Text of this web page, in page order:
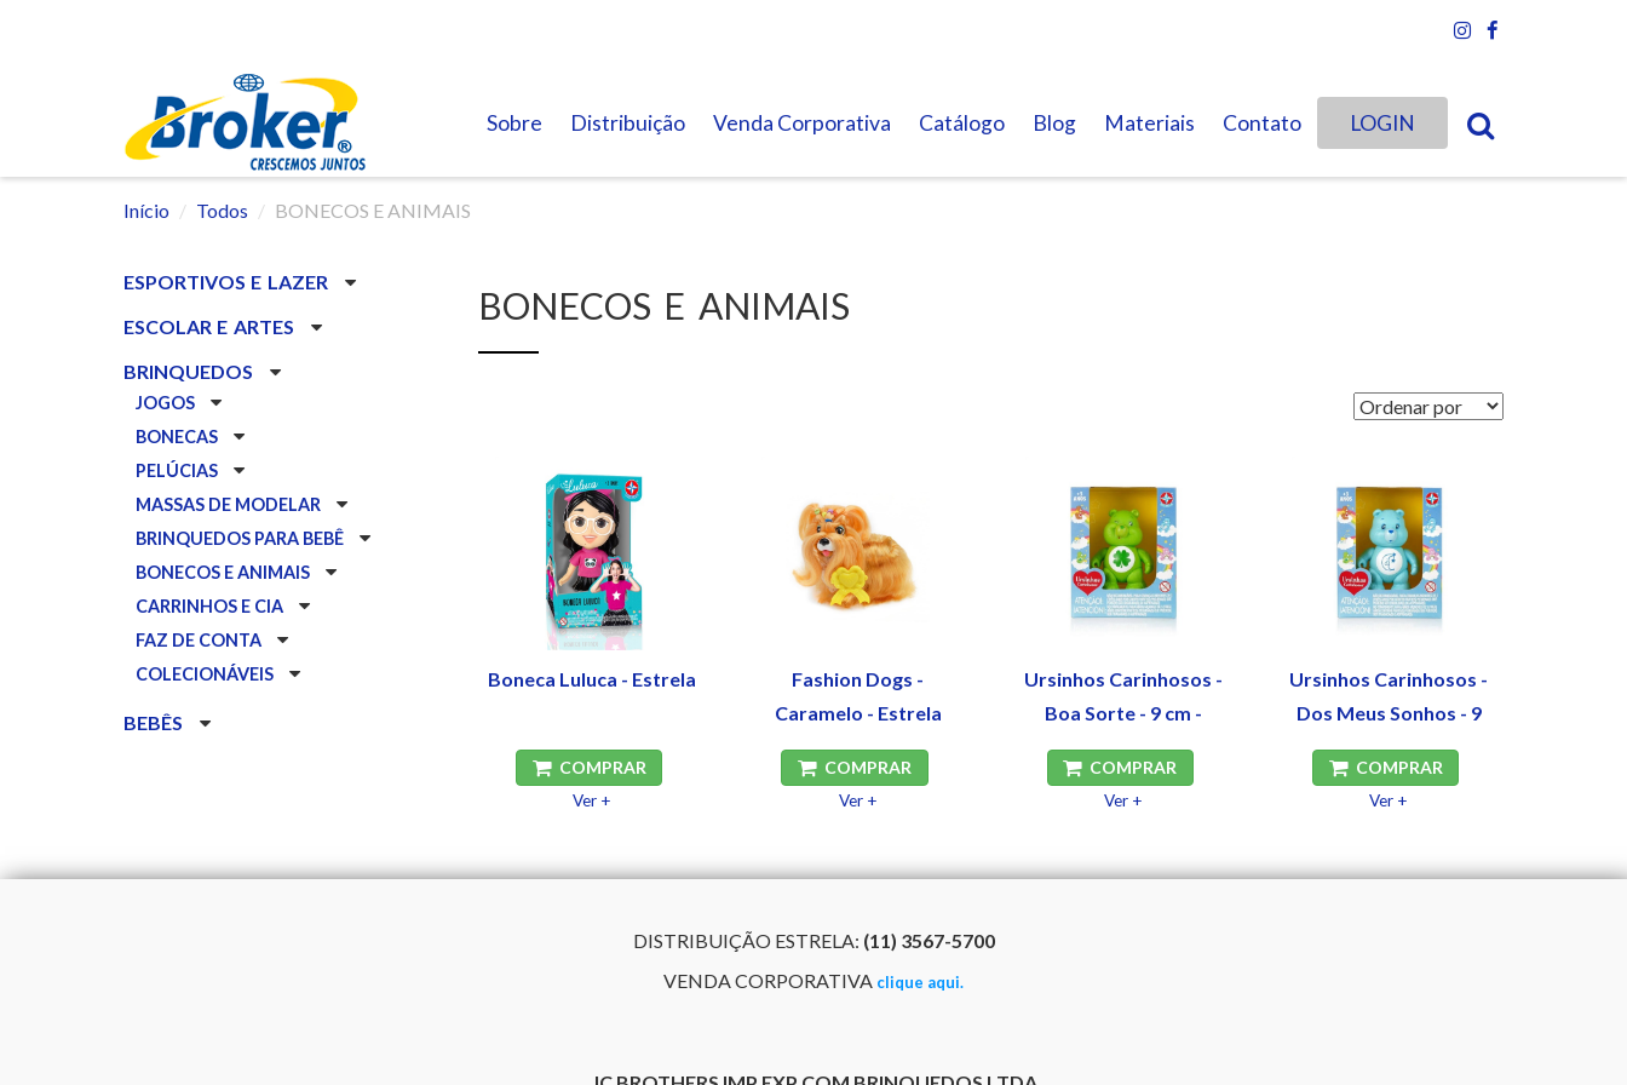
Sobre Distribuição Venda Corporativa Catálogo Blog Materiais Contato LOGIN
Início Todos BONECOS E ANIMAIS
ESPORTIVOS E LAZER
ESCOLAR E ARTES
BRINQUEDOS
JOGOS
BONECAS
PELÚCIAS
MASSAS DE MODELAR
BRINQUEDOS PARA BEBÊ
BONECOS E ANIMAIS
CARRINHOS E CIA
FAZ DE CONTA
COLECIONÁVEIS
BEBÊS
BONECOS E ANIMAIS
Boneca Luluca - Estrela
COMPRAR
Ver +
Fashion Dogs -
Caramelo - Estrela
COMPRAR
Ver +
Ursinhos Carinhosos -
Boa Sorte - 9 cm -
Estrela
COMPRAR
Ver +
Ursinhos Carinhosos -
Dos Meus Sonhos - 9
cm - Estrela
COMPRAR
Ver +
DISTRIBUIÇÃO ESTRELA: (11) 3567-5700
VENDA CORPORATIVA clique aqui.